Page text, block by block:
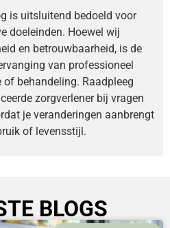
is uitsluitend bedoeld voor
doeleinden. Hoewel wij
en betrouwbaarheid, is de
van professioneel
behandeling. Raadpleeg
zorgverlener bij vragen
je veranderingen aanbrengt
of levensstijl.
BLOGS